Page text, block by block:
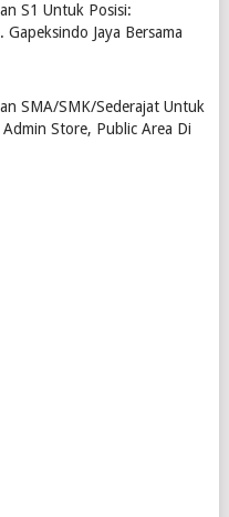
S1 Untuk Posisi:
Jaya Bersama
SMA/SMK/Sederajat Untuk
Store, Public Area Di